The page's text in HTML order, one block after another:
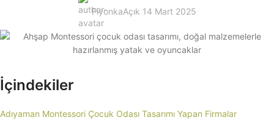
FiyonkaAçık 14 Mart 2025
İçindekiler
Adıyaman Montessori Çocuk Odası Tasarımı Yapan Firmalar